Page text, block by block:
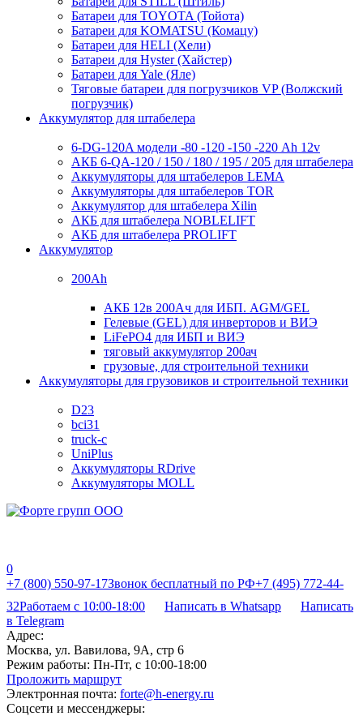
Батареи для TOYOTA (Тойота)
Батареи для KOMATSU (Комацу)
Батареи для HELI (Хели)
Батареи для Hyster (Хайстер)
Батареи для Yale (Яле)
Тяговые батареи для погрузчиков VP (Волжский
погрузчик)
Аккумулятор для штабелера
6-DG-120A модели -80 -120 -150 -220 Ah 12v
АКБ 6-QA-120 / 150 / 180 / 195 / 205 для штабелера
Аккумуляторы для штабелеров LEMA
Аккумуляторы для штабелеров TOR
Аккумулятор для штабелера Xilin
АКБ для штабелера NOBLELIFT
АКБ для штабелера PROLIFT
Аккумулятор
200Ah
АКБ 12в 200Ач для ИБП. AGM/GEL
Гелевые (GEL) для инверторов и ВИЭ
LiFePO4 для ИБП и ВИЭ
тяговый аккумулятор 200ач
грузовые, для строительной техники
Аккумуляторы для грузовиков и строительной техники
D23
bci31
truck-c
UniPlus
Аккумуляторы RDrive
Аккумуляторы MOLL
0
+7 (800) 550-97-17Звонок бесплатный по РФ+7 (495) 772-44-
32Работаем с 10:00-18:00 Написать в Whatsapp
Написать
в Telegram
Адрес:
Москва, ул. Вавилова, 9А, стр 6
Режим работы: Пн-Пт, с 10:00-18:00
Проложить маршрут
Электронная почта: forte@h-energy.ru
Соцсети и мессенджеры: